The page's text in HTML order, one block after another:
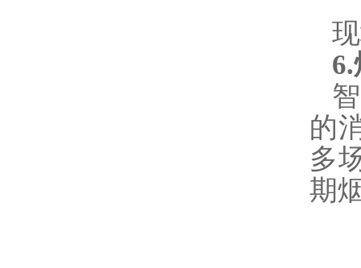
的
多
期